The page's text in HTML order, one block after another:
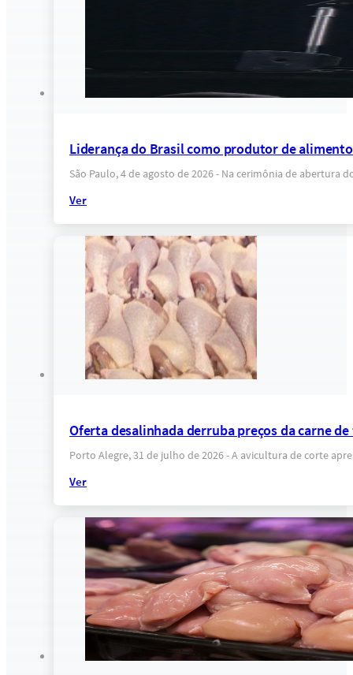
Liderança do Brasil como produtor de
São Paulo, 4 de agosto de 2026 - Na cerimônia de abertura
Ver
Oferta desalinhada derruba preços da carne
Porto Alegre, 31 de julho de 2026 - A avicultura de corte
Ver